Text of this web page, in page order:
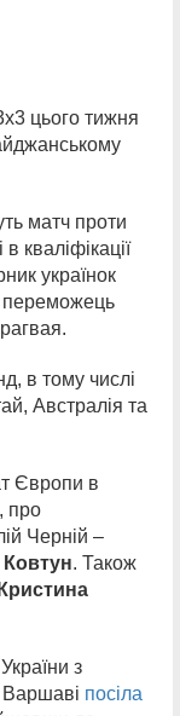
цього тижня
матч проти
кваліфікації
українок
переможець
в тому числі
Австралія та
Європи в
про
Черній –
Ковтун. Також
з
Варшаві посіла